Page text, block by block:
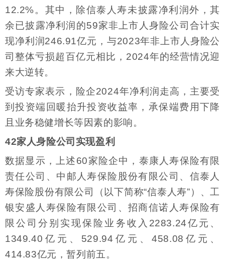
12.2%。其中，除信泰人寿未披露净利润外，其
余已披露净利润的59家非上市人身险公司合计实
现净利润246.91亿元，与2023年非上市人身险公
司整体亏损超百亿元相比，2024年的经营情况迎
来大逆转。
受访专家表示，险企2024年净利润走高，主要受
到投资端回暖抬升投资收益率，承保端费用下降
且业务稳健增长等因素的影响。
42家人身险公司实现盈利
数据显示，上述60家险企中，泰康人寿保险有限
责任公司、中邮人寿保险股份有限公司、信泰人
寿保险股份有限公司（以下简称“信泰人寿”）、工
银安盛人寿保险有限公司、招商信诺人寿保险有
限公司分别实现保险业务收入2283.24亿元、
1349.40亿元、529.94亿元、458.08亿元、
414.83亿元，暂列前五。